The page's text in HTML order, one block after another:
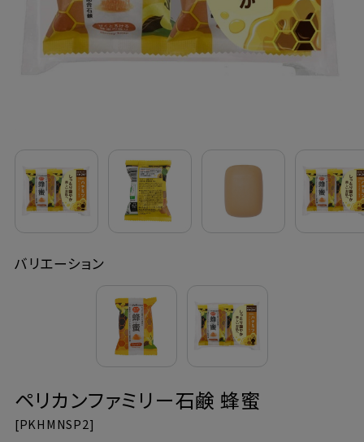
定期購入
ご利用案内
会員登録でお得
バリエーション
ペリカンファミリー石鹸 蜂蜜
[PKHMNSP2]